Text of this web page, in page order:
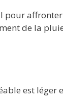
de la
est